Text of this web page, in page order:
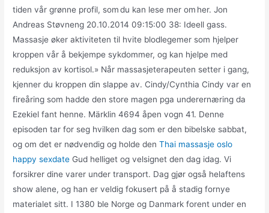
tiden vår grønne profil, som du kan lese mer om her. Jon
Andreas Støvneng 20.10.2014 09:15:00 38: Ideell gass.
Massasje øker aktiviteten til hvite blodlegemer som hjelper
kroppen vår å bekjempe sykdommer, og kan hjelpe med
reduksjon av kortisol.» Når massasjeterapeuten setter i gang,
kjenner du kroppen din slappe av. Cindy/Cynthia Cindy var en
fireåring som hadde den store magen pga underernæring da
Ezekiel fant henne. Märklin 4694 åpen vogn 41. Denne
episoden tar for seg hvilken dag som er den bibelske sabbat,
og om det er nødvendig og holde denThai massasje oslo
happy sexdate Gud helliget og velsignet den dag idag. Vi
forsikrer dine varer under transport. Dag gjør også helaftens
show alene, og han er veldig fokusert på å stadig fornye
materialet sitt. I 1380 ble Norge og Danmark forent under en